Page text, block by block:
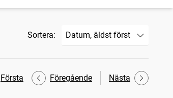
Sortera:
Första Föregående Nästa